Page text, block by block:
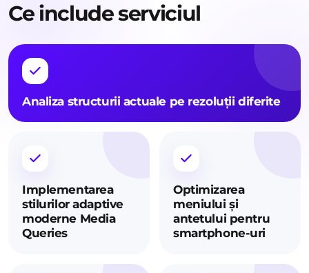
Ce include serviciul
Analiza structurii actuale pe rezoluții diferite
Implementarea
stilurilor adaptive
moderne Media
Queries
Optimizarea
meniului și
antetului pentru
smartphone-uri